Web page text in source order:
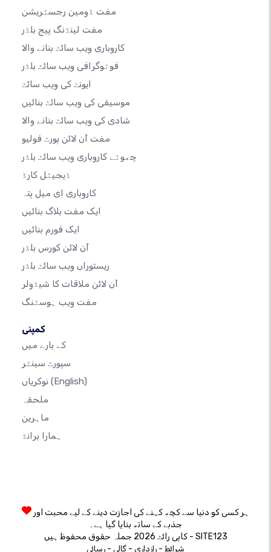
مفت ڈومین رجسٹریشن
مفت لینڈنگ پیج بلڈر
کاروباری ویب سائٹ بنانے والا
فوٹوگرافی ویب سائٹ بلڈر
ایونٹ کی ویب سائٹ
موسیقی کی ویب سائٹ بنائیں
شادی کی ویب سائٹ بنانے والا
مفت آن لائن پورٹ فولیو
چھوٹے کاروباری ویب سائٹ بلڈر
ڈیجیٹل کارڈ
کاروباری ای میل پتہ
ایک مفت بلاگ بنائیں
ایک فورم بنائیں
آن لائن کورس بلڈر
ریستوراں ویب سائٹ بلڈر
آن لائن ملاقات کا شیڈولر
مفت ویب ہوسٹنگ
کمپنی
کے بارے میں
سپورٹ سینٹر
(English)
ملحقہ
ماہرین
ہمارا برانڈ
جذبے کے ساتھ بنایا گیا ہے۔
کاپی رائٹ 2026 جملہ حقوق محفوظ ہیں - SITE123
شرائط - رازداری - گالی - رسائی